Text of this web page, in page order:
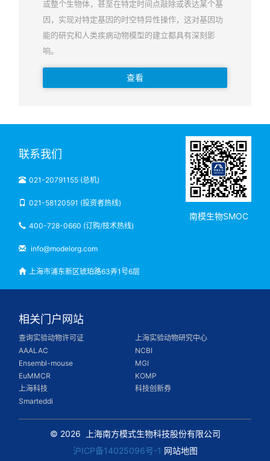
或整个生物体，甚至在特定时间点敲除或表达某个基
因，实现对特定基因的时空特异性操作，这对基因功
能的研究和人类疾病动物模型的建立都具有深刻影
响。
查看
联系我们
021-20791155 (总机)
021-58120591 (投资者热线)
400-728-0660 (订购/技术热线)
info@modelorg.com
上海市浦东新区琥珀路63弄1号6层
南模生物SMOC
相关门户网站
查询实验动物许可证
上海实验动物研究中心
AAALAC
NCBI
Ensembl-mouse
MGI
EuMMCR
KOMP
上海科技
科技创新券
Smarteddi
© 2026
上海南方模式生物科技股份有限公司
沪ICP备14025096号-1 网站地图